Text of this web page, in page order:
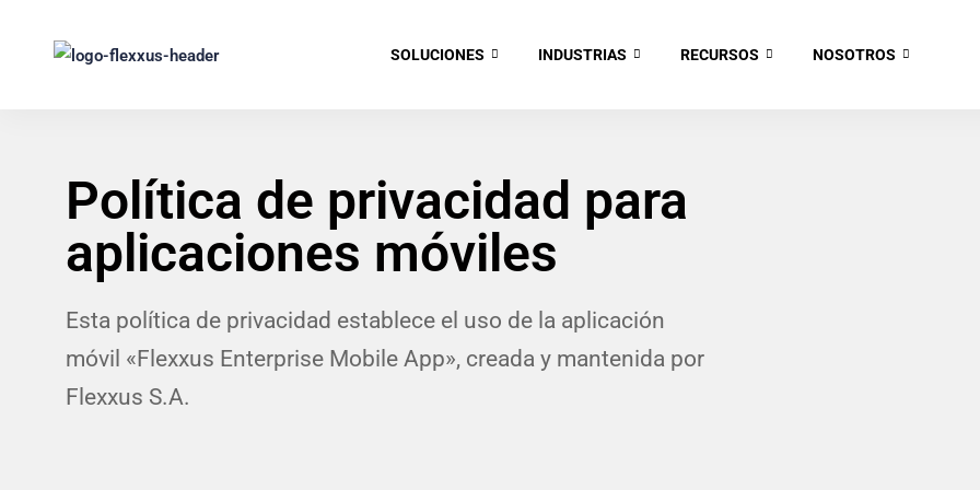
SOLUCIONES INDUSTRIAS RECURSOS NOSOTROS
Política de privacidad para
aplicaciones móviles
Esta política de privacidad establece el uso de la aplicación
móvil «Flexxus Enterprise Mobile App», creada y mantenida por
Flexxus S.A.